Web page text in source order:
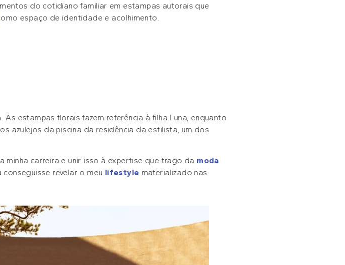
do cotidiano familiar em estampas autorais que
espaço de identidade e acolhimento.
estampas florais fazem referência à filha Luna, enquanto
azulejos da piscina da residência da estilista, um dos
minha carreira e unir isso à expertise que trago da moda
revelar o meu lifestyle materializado nas